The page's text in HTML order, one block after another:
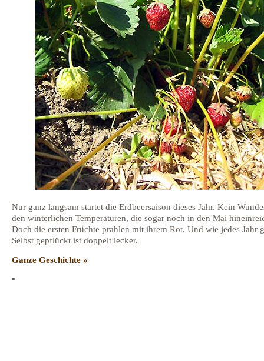
Nur ganz langsam startet die Erdbeersaison dieses Jahr. Kein
den winterlichen Temperaturen, die sogar noch in den Mai
Doch die ersten Früchte prahlen mit ihrem Rot. Und wie jedes Jahr
Selbst gepflückt ist doppelt lecker.
Ganze Geschichte »